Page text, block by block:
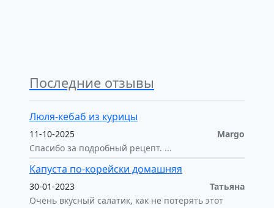
Последние отзывы
Люля-кебаб из курицы
11-10-2025
Margo
Спасибо за подробный рецепт. ...
Капуста по-корейски домашняя
30-01-2023
Татьяна
Очень вкусный салатик, как не потерять этот